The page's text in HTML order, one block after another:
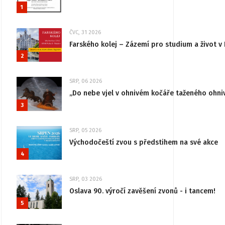
1
2
ČVC, 31 2026
Farského kolej – Zázemí pro studium a život v
3
SRP, 06 2026
„Do nebe vjel v ohnivém kočáře taženého
4
SRP, 05 2026
Východočeští zvou s předstihem na své akce
5
SRP, 03 2026
Oslava 90. výročí zavěšení zvonů - i tancem!